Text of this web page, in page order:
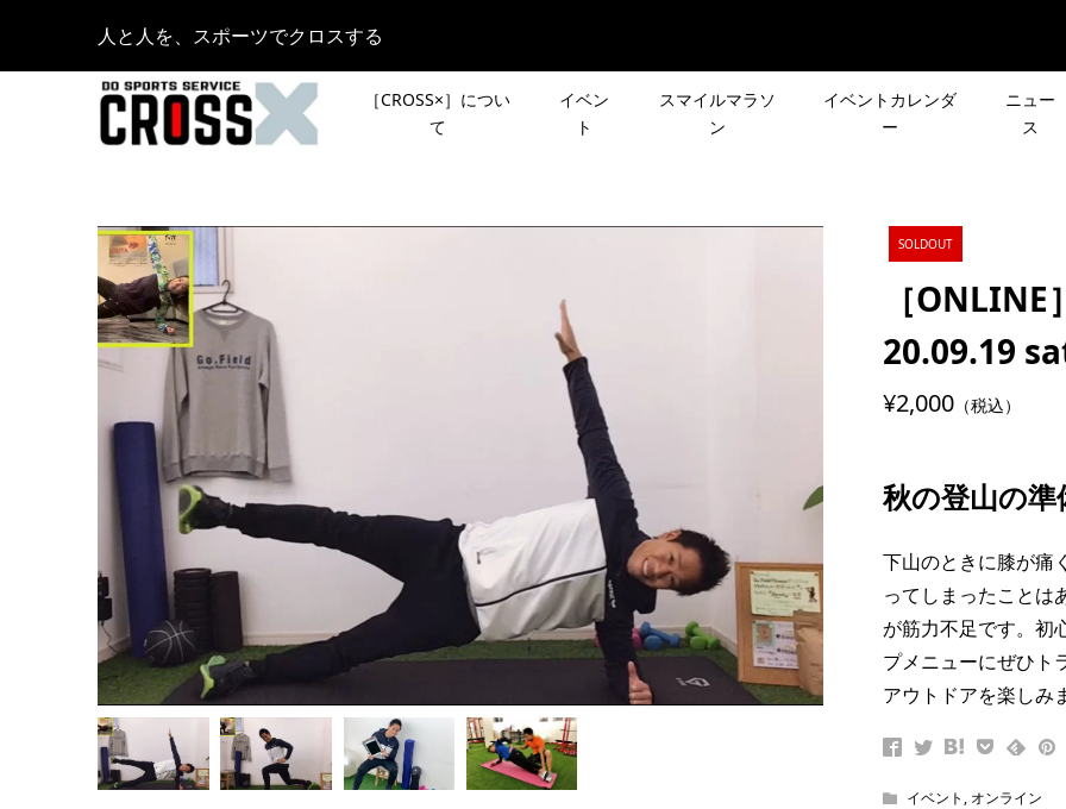
人と人を、スポーツでクロスする
［CROSS×］につい
て
イベン
ト
スマイルマラソ
ン
イベントカレンダ
ー
ニュー
ス
ンス フレッシュフォーム
2022.05.31
「JACK WOLFSKIN
DISCOVERY CLUB」 Event
Report ＃１ 初心者にも大...
をご紹介！
［プレビュー］地元ガイドと
行く！富士展望の紅葉登山 杓
子山のコースや見どころを...
2021.10.28
［プレビュー］「新緑ト
21.06.06 sun.」の見所な
2021.05.31
［新シリーズ企画］皆さんの
皆さんの声で行き先が決
登山イベント「第3回 リ
スト登山」
［夏のシリーズ企画］
OUTDOOR DAY
12月26日(日)［CROSS×
SOLDOUT
［
20.09.19
¥2,000 （税込）
秋の登山の
下山のときに膝が痛
ってしまったことは
が筋力不足です。初
プメニューにぜひト
アウトドアを楽しみ
イベント , オンライン